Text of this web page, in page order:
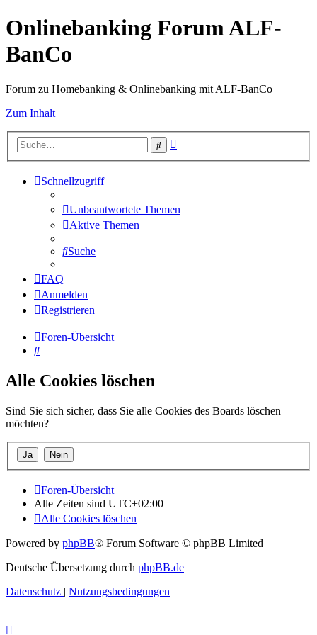
Onlinebanking Forum ALF-
BanCo
Forum zu Homebanking & Onlinebanking mit ALF-BanCo
Zum Inhalt
Suche
Schnellzugriff
Unbeantwortete Themen
Aktive Themen
Suche
FAQ
Anmelden
Registrieren
Foren-Übersicht
Suche
Alle Cookies löschen
Sind Sie sich sicher, dass Sie alle Cookies des Boards löschen
möchten?
Foren-Übersicht
Alle Zeiten sind UTC+02:00
Alle Cookies löschen
Powered by phpBB® Forum Software © phpBB Limited
Deutsche Übersetzung durch phpBB.de
Datenschutz | Nutzungsbedingungen